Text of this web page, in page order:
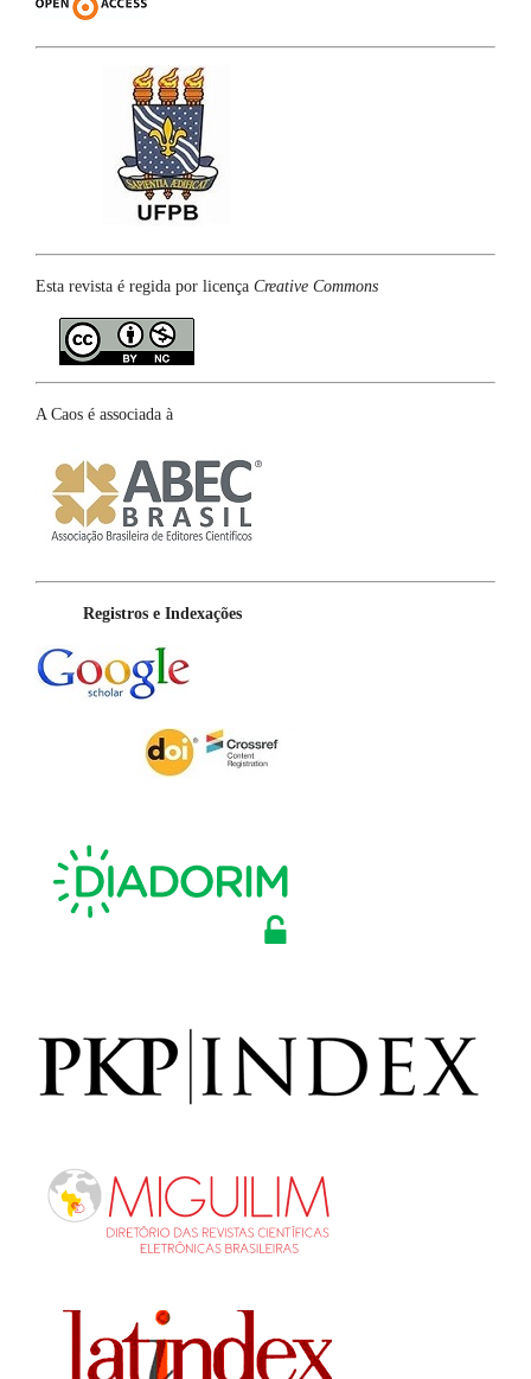
Esta revista é regida por licença Creative Commons
A Caos é associada à
Registros e Indexações